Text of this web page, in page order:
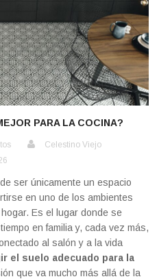
PARA LA COCINA?
Celestino Viejo
ser únicamente un espacio
en uno de los ambientes
Es el lugar donde se
en familia y, cada vez más,
al salón y a la vida
el suelo adecuado para la
que va mucho más allá de la